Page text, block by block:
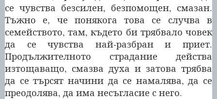
се чувства безсилен, безпомощен, смазан.
Тъжно е, че понякога това се случва в
семейството, там, където би трябвало човек
да се чувства най-разбран и приет.
Продължителното страдание действа
изтощаващо, смазва духа и затова трябва
да се търсят начини да се намалява, да се
преодолява, да има несъгласие с него.